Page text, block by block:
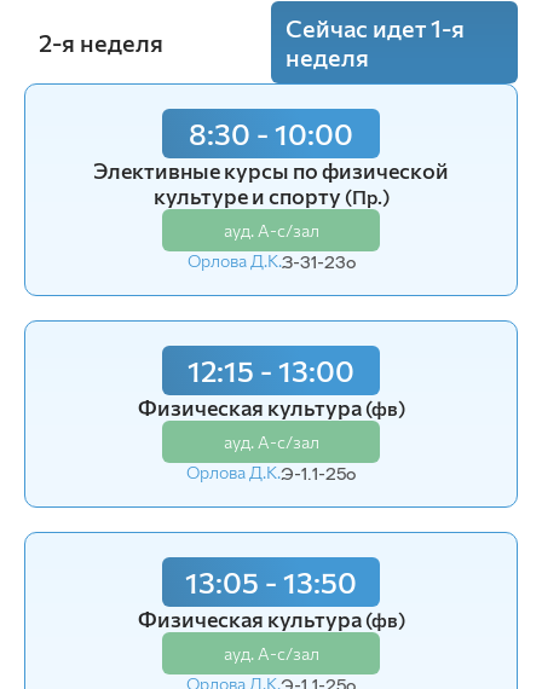
Орлова Д.К.
2-я неделя
Сейчас идет 1-я
неделя
8:30 - 10:00
Элективные курсы по физической
культуре и спорту (Пр.)
ауд. А-с/зал
Орлова Д.К.З-31-23o
12:15 - 13:00
Физическая культура(фв)
ауд. А-с/зал
Орлова Д.К.Э-1.1-25o
13:05 - 13:50
Физическая культура(фв)
ауд. А-с/зал
Орлова Д.К.Э-1.1-25o
8:30 - 10:00
Элективные курсы по физической
культуре и спорту(Пр.)
ауд. А-с/зал
Орлова Д.К.З-31-23o
12:15 - 13:00
Физическая культура(фв)
ауд. А-с/зал
Орлова Д.К.Э-1.1-25o
13:05 - 13:50
Физическая культура(фв)
ауд. А-с/зал
Орлова Д.К.Э-1.1-25o